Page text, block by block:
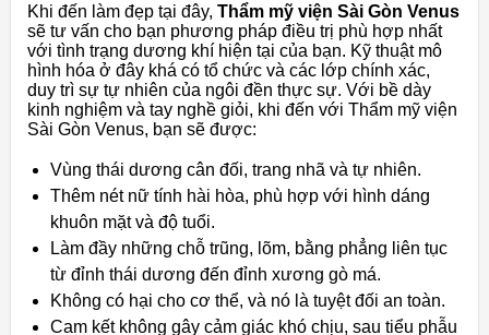
Khi đến làm đẹp tại đây, Thẩm mỹ viện Sài Gòn Venus
sẽ tư vấn cho bạn phương pháp điều trị phù hợp nhất
với tình trạng dương khí hiện tại của bạn. Kỹ thuật mô
hình hóa ở đây khá có tổ chức và các lớp chính xác,
duy trì sự tự nhiên của ngôi đền thực sự. Với bề dày
kinh nghiệm và tay nghề giỏi, khi đến với Thẩm mỹ viện
Sài Gòn Venus, bạn sẽ được:
Vùng thái dương cân đối, trang nhã và tự nhiên.
Thêm nét nữ tính hài hòa, phù hợp với hình dáng
khuôn mặt và độ tuổi.
Làm đầy những chỗ trũng, lõm, bằng phẳng liên tục
từ đỉnh thái dương đến đỉnh xương gò má.
Không có hại cho cơ thể, và nó là tuyệt đối an toàn.
Cam kết không gây cảm giác khó chịu, sau tiểu phẫu